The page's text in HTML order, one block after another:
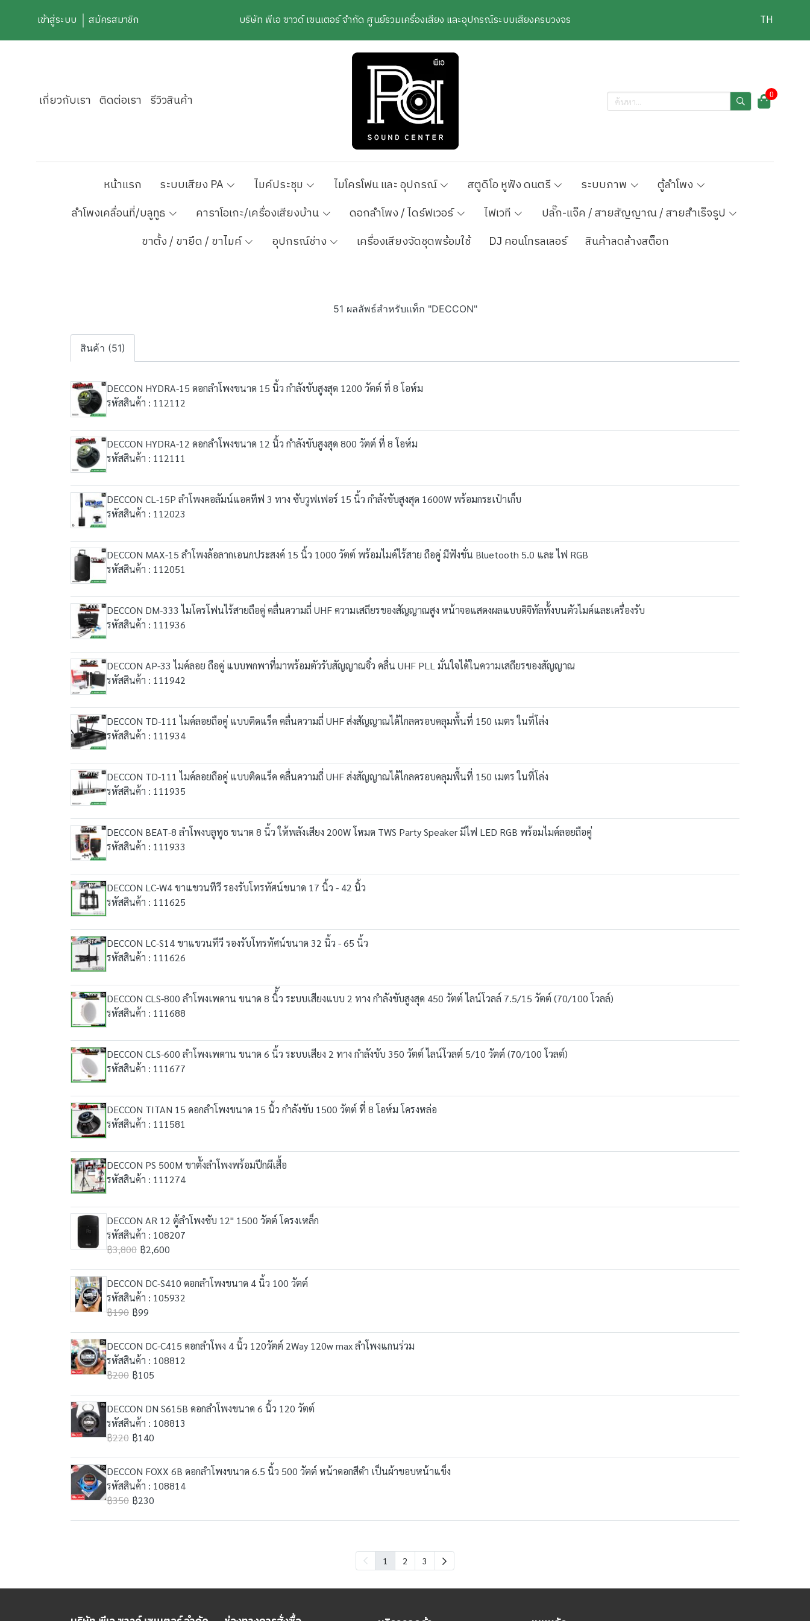
เข้าสู่ระบบ สมัครสมาชิก บริษัท พีเอ ซาวด์ เซนเตอร์ จำกัด ศูนย์รวมเครื่องเสียง และอุปกรณ์ระบบเสียงครบวงจร TH
เกี่ยวกับเรา ติดต่อเรา รีวิวสินค้า 0
หน้าแรก ระบบเสียง PA ไมค์ประชุม ไมโครโฟน และ อุปกรณ์ สตูดิโอ หูฟัง ดนตรี ระบบภาพ
ตู้ลำโพง
ลำโพงเคลื่อนที่/บลูทูธ
คาราโอเกะ/เครื่องเสียงบ้าน ดอกลำโพง / ไดร์ฟเวอร์ ไฟเวที
ปลั๊ก-แจ็ค / สายสัญญาณ / สายสำเร็จรูป
ขาตั้ง / ขายึด / ขาไมค์
อุปกรณ์ช่าง เครื่องเสียงจัดชุดพร้อมใช้ DJ คอนโทรลเลอร์ สินค้าลดล้างสต็อก
51 ผลลัพธ์สำหรับแท็ก "DECCON"
สินค้า (51)
DECCON HYDRA-15 ดอกลำโพงขนาด 15 นิ้ว กำลังขับสูงสุด 1200 วัตต์ ที่ 8 โอห์ม
รหัสสินค้า : 112112
DECCON HYDRA-12 ดอกลำโพงขนาด 12 นิ้ว กำลังขับสูงสุด 800 วัตต์ ที่ 8 โอห์ม
รหัสสินค้า : 112111
DECCON CL-15P ลำโพงคอลัมน์แอคทีฟ 3 ทาง ซับวูฟเฟอร์ 15 นิ้ว กำลังขับสูงสุด 1600W พร้อมกระเป๋าเก็บ
รหัสสินค้า : 112023
DECCON MAX-15 ลำโพงล้อลากเอนกประสงค์ 15 นิ้ว 1000 วัตต์ พร้อมไมค์ไร้สาย ถือคู่ มีฟังชั่น Bluetooth 5.0 และ ไฟ RGB
รหัสสินค้า : 112051
DECCON DM-333 ไมโครโฟนไร้สายถือคู่ คลื่นความถี่ UHF ความเสถียรของสัญญาณสูง หน้าจอแสดงผลแบบดิจิทัลทั้งบนตัวไมค์และเครื่องรับ
รหัสสินค้า : 111936
DECCON AP-33 ไมค์ลอย ถือคู่ แบบพกพาที่มาพร้อมตัวรับสัญญาณจิ๋ว คลื่น UHF PLL มั่นใจได้ในความเสถียรของสัญญาณ
รหัสสินค้า : 111942
DECCON TD-111 ไมค์ลอยถือคู่ แบบติดแร็ค คลื่นความถี่ UHF ส่งสัญญาณได้ไกลครอบคลุมพื้นที่ 150 เมตร ในที่โล่ง
รหัสสินค้า : 111934
DECCON TD-111 ไมค์ลอยถือคู่ แบบติดแร็ค คลื่นความถี่ UHF ส่งสัญญาณได้ไกลครอบคลุมพื้นที่ 150 เมตร ในที่โล่ง
รหัสสินค้า : 111935
DECCON BEAT-8 ลำโพงบลูทูธ ขนาด 8 นิ้ว ให้พลังเสียง 200W โหมด TWS Party Speaker มีไฟ LED RGB พร้อมไมค์ลอยถือคู่
รหัสสินค้า : 111933
DECCON LC-W4 ขาแขวนทีวี รองรับโทรทัศน์ขนาด 17 นิ้ว - 42 นิ้ว
รหัสสินค้า : 111625
DECCON LC-S14 ขาแขวนทีวี รองรับโทรทัศน์ขนาด 32 นิ้ว - 65 นิ้ว
รหัสสินค้า : 111626
DECCON CLS-800 ลำโพงเพดาน ขนาด 8 นิ้ัว ระบบเสียงแบบ 2 ทาง กำลังขับสูงสุด 450 วัตต์ ไลน์โวลล์ 7.5/15 วัตต์ (70/100 โวลล์)
รหัสสินค้า : 111688
DECCON CLS-600 ลำโพงเพดาน ขนาด 6 นิ้ว ระบบเสียง 2 ทาง กำลังขับ 350 วัตต์ ไลน์โวลต์ 5/10 วัตต์ (70/100 โวลต์)
รหัสสินค้า : 111677
DECCON TITAN 15 ดอกลำโพงขนาด 15 นิ้ว กำลังขับ 1500 วัตต์ ที่ 8 โอห์ม โครงหล่อ
รหัสสินค้า : 111581
DECCON PS 500M ขาตั้งลำโพงพร้อมปีกผีเสื้อ
รหัสสินค้า : 111274
DECCON AR 12 ตู้ลำโพงซับ 12" 1500 วัตต์ โครงเหล็ก
รหัสสินค้า : 108207
฿3,800 ฿2,600
DECCON DC-S410 ดอกลำโพงขนาด 4 นิ้ว 100 วัตต์
รหัสสินค้า : 105932
฿190 ฿99
DECCON DC-C415 ดอกลำโพง 4 นิ้ว 120วัตต์ 2Way 120w max ลำโพงแกนร่วม
รหัสสินค้า : 108812
฿200 ฿105
DECCON DN S615B ดอกลำโพงขนาด 6 นิ้ว 120 วัตต์
รหัสสินค้า : 108813
฿220 ฿140
DECCON FOXX 6B ดอกลำโพงขนาด 6.5 นิ้ว 500 วัตต์ หน้าดอกสีดำ เป็นผ้าขอบหน้าแข็ง
รหัสสินค้า : 108814
฿350 ฿230
1 2 3